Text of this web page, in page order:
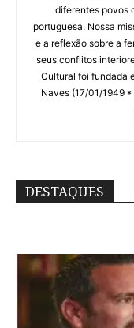
diferentes povos
portuguesa. Nossa
e a reflexão sobre a
seus conflitos
Cultural foi fundada
Naves (17/01/1949
DESTAQUES